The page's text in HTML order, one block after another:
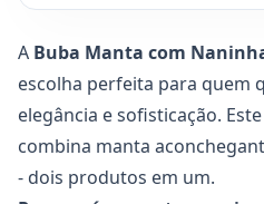
A Buba Manta com
escolha perfeita para quem
elegância e sofisticação.
combina manta
- dois produtos em um.